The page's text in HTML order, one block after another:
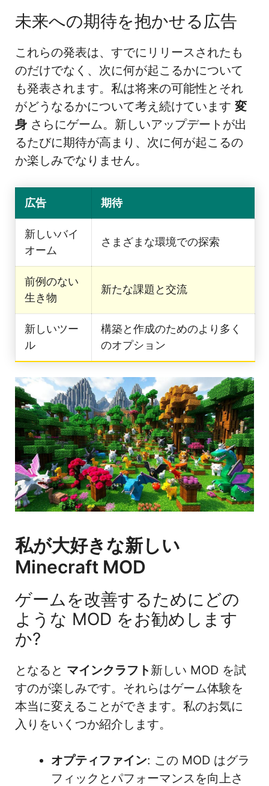
未来への期待を抱かせる広告
これらの発表は、すでにリリースされたも
のだけでなく、次に何が起こるかについて
も発表されます。私は将来の可能性とそれ
がどうなるかについて考え続けています 変
身 さらにゲーム。新しいアップデートが出
るたびに期待が高まり、次に何が起こるの
か楽しみでなりません。
広告 期待
新しいバイ
オーム
さまざまな環境での探索
前例のない
生き物
新たな課題と交流
新しいツー
ル
構築と作成のためのより多く
のオプション
私が大好きな新しい
Minecraft MOD
ゲームを改善するためにどの
ような MOD をお勧めします
か?
となると マインクラフト 新しい MOD を試
すのが楽しみです。それらはゲーム体験を
本当に変えることができます。私のお気に
入りをいくつか紹介します。
オプティファイン: この MOD はグラ
フィックとパフォーマンスを向上さ